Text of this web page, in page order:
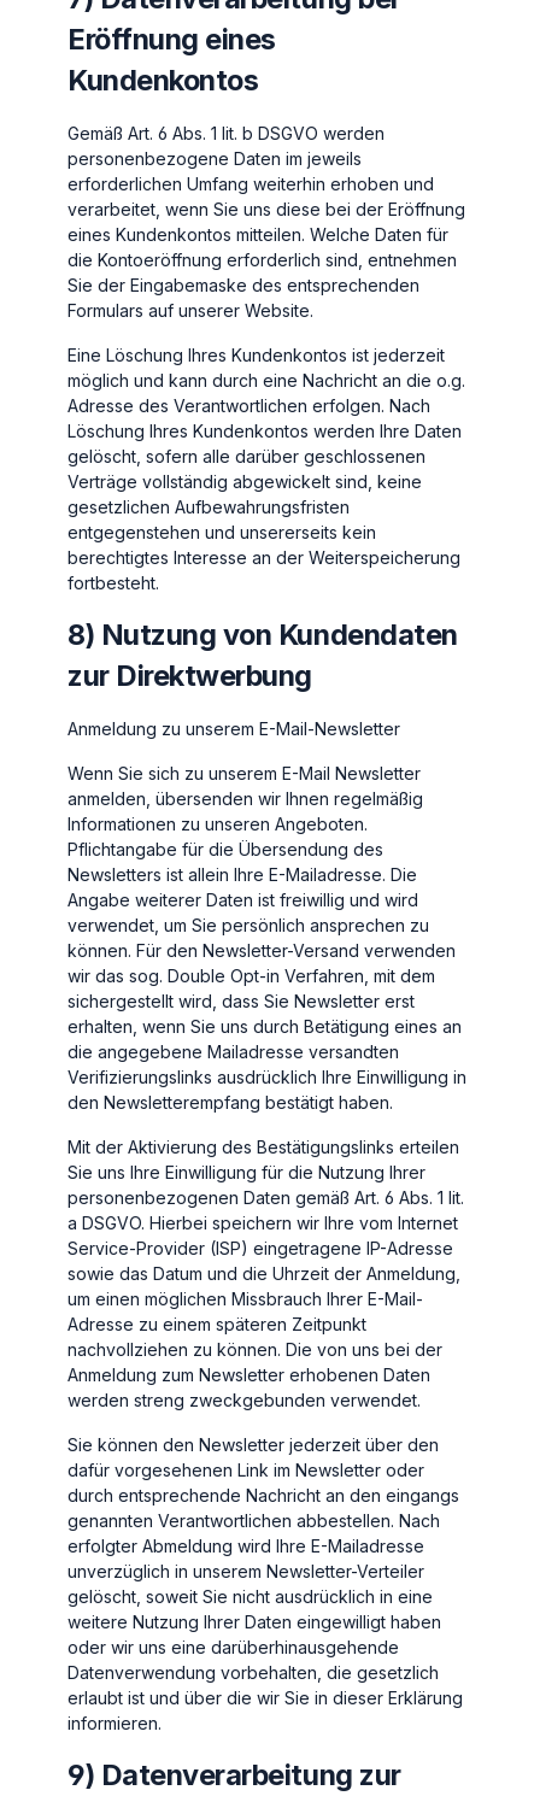
Eröffnung eines
Kundenkontos
Gemäß Art. 6 Abs. 1 lit. b DSGVO werden
personenbezogene Daten im jeweils
erforderlichen Umfang weiterhin erhoben und
verarbeitet, wenn Sie uns diese bei der Eröffnung
eines Kundenkontos mitteilen. Welche Daten für
die Kontoeröffnung erforderlich sind, entnehmen
Sie der Eingabemaske des entsprechenden
Formulars auf unserer Website.
Eine Löschung Ihres Kundenkontos ist jederzeit
möglich und kann durch eine Nachricht an die o.g.
Adresse des Verantwortlichen erfolgen. Nach
Löschung Ihres Kundenkontos werden Ihre Daten
gelöscht, sofern alle darüber geschlossenen
Verträge vollständig abgewickelt sind, keine
gesetzlichen Aufbewahrungsfristen
entgegenstehen und unsererseits kein
berechtigtes Interesse an der Weiterspeicherung
fortbesteht.
8) Nutzung von Kundendaten
zur Direktwerbung
Anmeldung zu unserem E-Mail-Newsletter
Wenn Sie sich zu unserem E-Mail Newsletter
anmelden, übersenden wir Ihnen regelmäßig
Informationen zu unseren Angeboten.
Pflichtangabe für die Übersendung des
Newsletters ist allein Ihre E-Mailadresse. Die
Angabe weiterer Daten ist freiwillig und wird
verwendet, um Sie persönlich ansprechen zu
können. Für den Newsletter-Versand verwenden
wir das sog. Double Opt-in Verfahren, mit dem
sichergestellt wird, dass Sie Newsletter erst
erhalten, wenn Sie uns durch Betätigung eines an
die angegebene Mailadresse versandten
Verifizierungslinks ausdrücklich Ihre Einwilligung in
den Newsletterempfang bestätigt haben.
Mit der Aktivierung des Bestätigungslinks erteilen
Sie uns Ihre Einwilligung für die Nutzung Ihrer
personenbezogenen Daten gemäß Art. 6 Abs. 1 lit.
a DSGVO. Hierbei speichern wir Ihre vom Internet
Service-Provider (ISP) eingetragene IP-Adresse
sowie das Datum und die Uhrzeit der Anmeldung,
um einen möglichen Missbrauch Ihrer E-Mail-
Adresse zu einem späteren Zeitpunkt
nachvollziehen zu können. Die von uns bei der
Anmeldung zum Newsletter erhobenen Daten
werden streng zweckgebunden verwendet.
Sie können den Newsletter jederzeit über den
dafür vorgesehenen Link im Newsletter oder
durch entsprechende Nachricht an den eingangs
genannten Verantwortlichen abbestellen. Nach
erfolgter Abmeldung wird Ihre E-Mailadresse
unverzüglich in unserem Newsletter-Verteiler
gelöscht, soweit Sie nicht ausdrücklich in eine
weitere Nutzung Ihrer Daten eingewilligt haben
oder wir uns eine darüberhinausgehende
Datenverwendung vorbehalten, die gesetzlich
erlaubt ist und über die wir Sie in dieser Erklärung
informieren.
9) Datenverarbeitung zur